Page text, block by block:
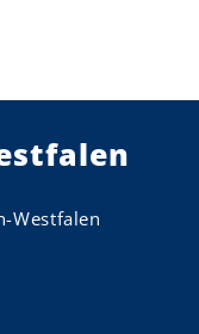
Westfalen